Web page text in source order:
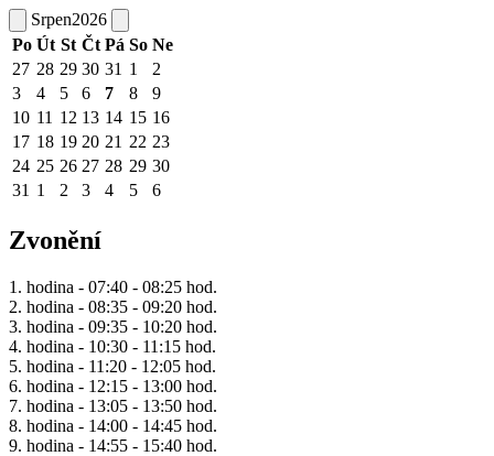
Srpen2026
Po Út St Čt Pá So Ne
27 28 29 30 31 1
2
3
4 5 6 7 8
9
10 11 12 13 14 15 16
17 18 19 20 21 22 23
24 25 26 27 28 29 30
31 1 2 3 4 5 6
Zvonění
1. hodina - 07:40 - 08:25 hod.
2. hodina - 08:35 - 09:20 hod.
3. hodina - 09:35 - 10:20 hod.
4. hodina - 10:30 - 11:15 hod.
5. hodina - 11:20 - 12:05 hod.
6. hodina - 12:15 - 13:00 hod.
7. hodina - 13:05 - 13:50 hod.
8. hodina - 14:00 - 14:45 hod.
9. hodina - 14:55 - 15:40 hod.